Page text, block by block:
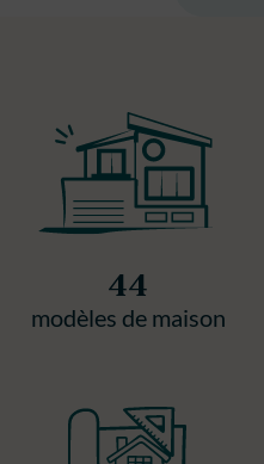
44
modèles de maison